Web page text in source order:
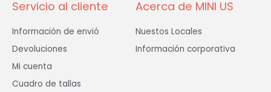
Servicio al cliente
Información de envió
Devoluciones
Mi cuenta
Cuadro de tallas
Acerca de MINI US
Nuestos Locales
Información corporativa